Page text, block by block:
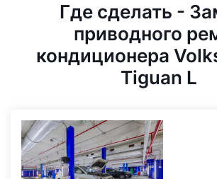
Где сделать -
приводного
кондиционера
Tiguan L